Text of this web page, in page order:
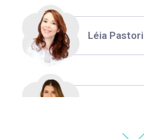
Léia Pastori